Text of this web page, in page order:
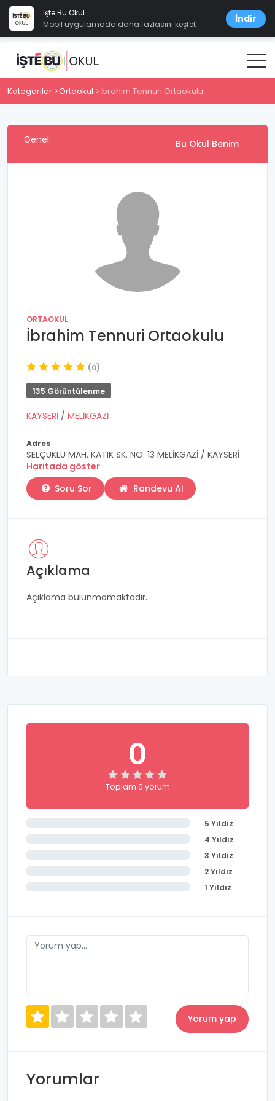
İşte Bu Okul
Mobil uygulamada daha fazlasını keşfet
İndir
Kategoriler Ortaokul İbrahim Tennuri Ortaokulu
Genel Bu Okul Benim
ORTAOKUL
İbrahim Tennuri Ortaokulu
(0)
135 Görüntülenme
KAYSERİ / MELİKGAZİ
Adres
SELÇUKLU MAH. KATIK SK. NO: 13 MELİKGAZİ / KAYSERİ
Haritada göster
Soru Sor
Randevu Al
Açıklama
Açıklama bulunmamaktadır.
0
Toplam 0 yorum
5 Yıldız
4 Yıldız
3 Yıldız
2 Yıldız
1 Yıldız
Yorumlar